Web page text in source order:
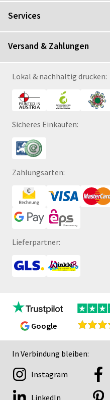
Services
Versand & Zahlungen
Lokal & nachhaltig drucken:
Sicheres Einkaufen:
Zahlungsarten:
Lieferpartner:
Google
In Verbindung bleiben:
Instagram
LinkedIn